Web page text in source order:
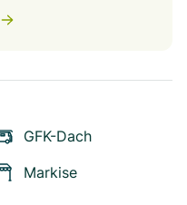
GFK-Dach
Markise